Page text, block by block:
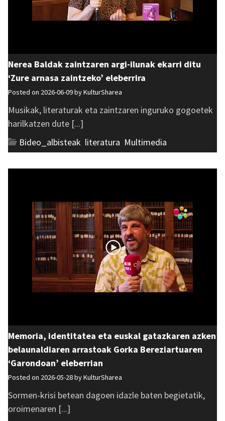
Nerea Baldak zaintzaren argi-ilunak ekarri ditu
‘Zure arnasa zaintzeko’ eleberrira
Posted on 2026-06-09 byKulturSharea
Musikak, literaturak eta zaintzaren inguruko gogoetek
harilkatzen dute [...]
Bideo_albisteak literatura Multimedia
Memoria, identitatea eta euskal gatazkaren azken
belaunaldiaren arrastoak Gorka Bereziartuaren
‘Garondoan’ eleberrian
Posted on 2026-05-28 byKulturSharea
Sormen-krisi betean dagoen idazle baten begietatik,
oroimenaren [...]